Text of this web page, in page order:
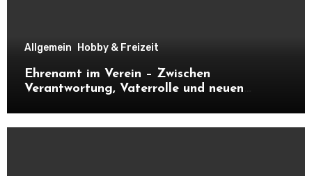
Allgemein Hobby & Freizeit
Ehrenamt im Verein – Zwischen
Verantwortung, Vaterrolle und neuen